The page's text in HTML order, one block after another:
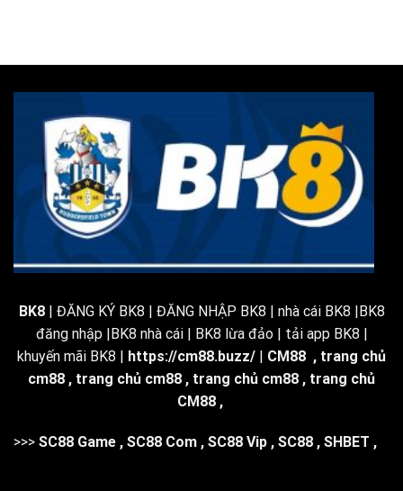
BK8| ĐĂNG KÝ BK8 | ĐĂNG NHẬP BK8 | nhà cái BK8 |BK8
đăng nhập |BK8 nhà cái | BK8 lừa đảo | tải app BK8 |
khuyến mãi BK8 | https://cm88.buzz/ | CM88 , trang chủ
cm88 , trang chủ cm88 , trang chủ cm88 , trang chủ
CM88,
>>> SC88 Game , SC88 Com , SC88 Vip , SC88 , SHBET ,